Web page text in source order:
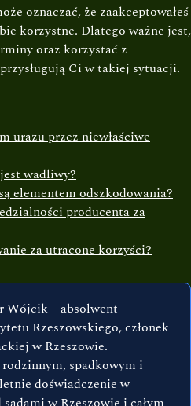
oznaczać, że zaakceptowałeś
korzystne. Dlatego ważne jest,
oraz korzystać z
Ci w takiej sytuacji.
urazu przez niewłaściwe
wadliwy?
elementem odszkodowania?
producenta za
za utracone korzyści?
Wójcik – absolwent
Rzeszowskiego, członek
w Rzeszowie.
spadkowym i
doświadczenie w